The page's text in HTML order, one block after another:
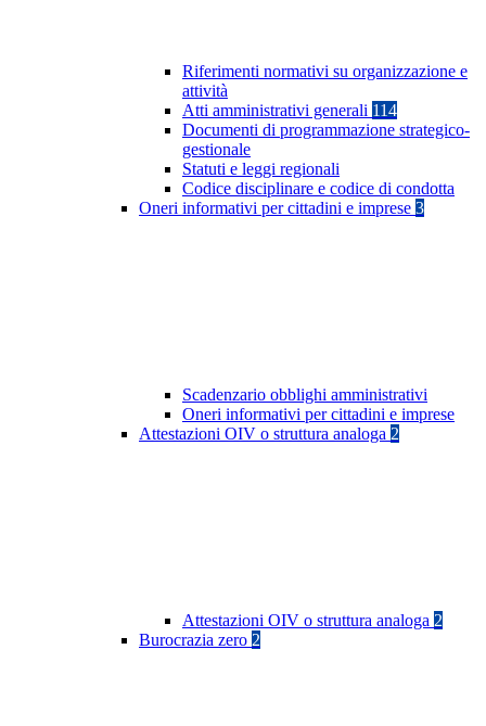
Riferimenti normativi su organizzazione e
attività
Atti amministrativi generali 114
Documenti di programmazione strategico-
gestionale
Statuti e leggi regionali
Codice disciplinare e codice di condotta
Oneri informativi per cittadini e imprese 3
Scadenzario obblighi amministrativi
Oneri informativi per cittadini e imprese
Attestazioni OIV o struttura analoga 2
Attestazioni OIV o struttura analoga 2
Burocrazia zero 2